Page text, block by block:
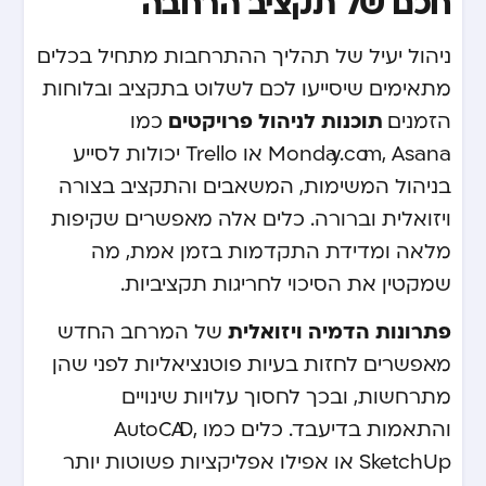
ניהול יעיל של תהליך ההתרחבות מתחיל בכלים
מתאימים שיסייעו לכם לשלוט בתקציב ובלוחות
הזמנים. תוכנות לניהול פרויקטים כמו
Monday.com, Asana או Trello יכולות לסייע
בניהול המשימות, המשאבים והתקציב בצורה
ויזואלית וברורה. כלים אלה מאפשרים שקיפות
מלאה ומדידת התקדמות בזמן אמת, מה
שמקטין את הסיכוי לחריגות תקציביות.
פתרונות הדמיה ויזואלית של המרחב החדש
מאפשרים לחזות בעיות פוטנציאליות לפני שהן
מתרחשות, ובכך לחסוך עלויות שינויים
והתאמות בדיעבד. כלים כמו AutoCAD,
SketchUp או אפילו אפליקציות פשוטות יותר